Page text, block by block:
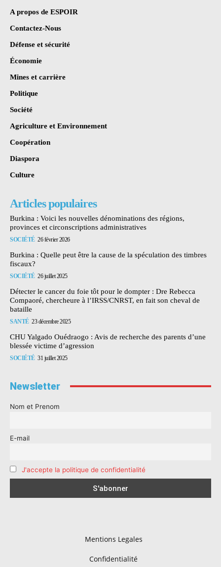
A propos de ESPOIR
Contactez-Nous
Défense et sécurité
Économie
Mines et carrière
Politique
Société
Agriculture et Environnement
Coopération
Diaspora
Culture
Articles populaires
Burkina : Voici les nouvelles dénominations des régions,
provinces et circonscriptions administratives
SOCIÉTÉ 26 février 2026
Burkina : Quelle peut être la cause de la spéculation des timbres
fiscaux?
SOCIÉTÉ 26 juillet 2025
Détecter le cancer du foie tôt pour le dompter : Dre Rebecca
Compaoré, chercheure à l’IRSS/CNRST, en fait son cheval de
bataille
SANTÉ 23 décembre 2025
CHU Yalgado Ouédraogo : Avis de recherche des parents d’une
blessée victime d’agression
SOCIÉTÉ 31 juillet 2025
Newsletter
Nom et Prenom
E-mail
J'accepte la politique de confidentialité
Mentions Legales
Confidentialité